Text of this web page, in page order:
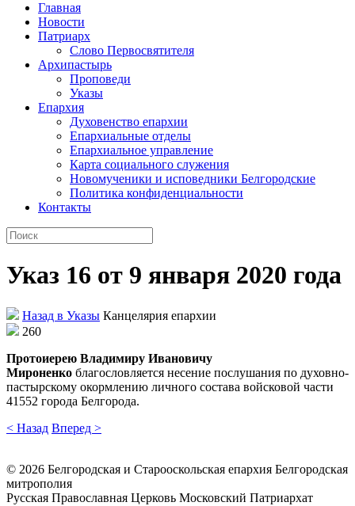
Главная
Новости
Патриарх
Слово Первосвятителя
Архипастырь
Проповеди
Указы
Епархия
Духовенство епархии
Епархиальные отделы
Епархиальное управление
Карта социального служения
Новомученики и исповедники Белгородские
Политика конфиденциальности
Контакты
Указ 16 от 9 января 2020 года
Назад в Указы Канцелярия епархии
260
Протоиерею Владимиру Ивановичу
Мироненко благословляется несение послушания по духовно-
пастырскому окормлению личного состава войсковой части
41552 города Белгорода.
< Назад Вперед >
© 2026 Белгородская и Старооскольская епархия Белгородская
митрополия
Русская Православная Церковь Московский Патриархат